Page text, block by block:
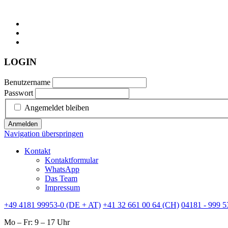
LOGIN
Benutzername
Passwort
Angemeldet bleiben
Anmelden
Navigation überspringen
Kontakt
Kontaktformular
WhatsApp
Das Team
Impressum
+49 4181 99953-0 (DE + AT) +41 32 661 00 64 (CH) 04181 - 999
Mo – Fr: 9 – 17 Uhr